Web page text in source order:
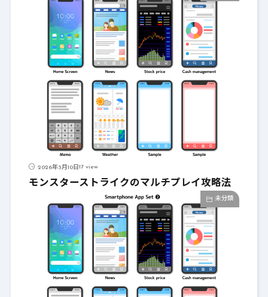
2026年3月10日17 view
モンスターストライクのマルチプレイ攻略法
未分類